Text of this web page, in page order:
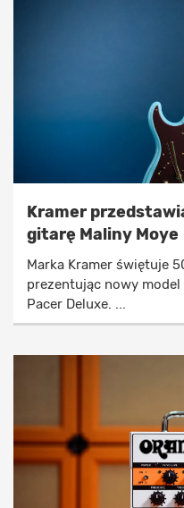
Kramer
gitarę Maliny Moye
Marka Kramer świętuje
prezentując nowy
Pacer Deluxe. ...